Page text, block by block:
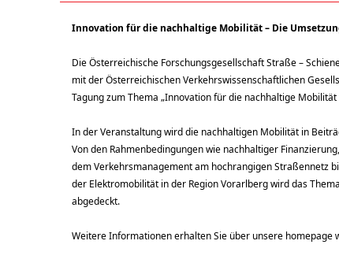
Innovation für die nachhaltige Mobilität – Die
Die Österreichische Forschungsgesellschaft Straße –
mit der Österreichischen Verkehrswissenschaftlichen
Tagung zum Thema „Innovation für die nachhaltige Mobilität
In der Veranstaltung wird die nachhaltigen Mobilität in
Von den Rahmenbedingungen wie nachhaltiger
dem Verkehrsmanagement am hochrangigen Straßennetz
der Elektromobilität in der Region Vorarlberg wird das
abgedeckt.
Weitere Informationen erhalten Sie über unsere homepage